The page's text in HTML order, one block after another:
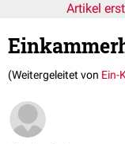
Artikel
(Weitergeleitet von Ein-